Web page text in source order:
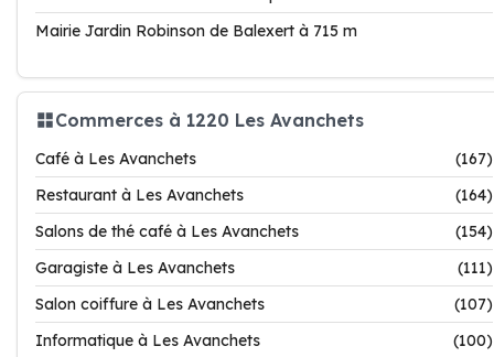
Mairie Jardin Robinson de Balexert à 715 m
Commerces à 1220 Les Avanchets
Café à Les Avanchets
(167)
Restaurant à Les Avanchets
(164)
Salons de thé café à Les Avanchets
(154)
Garagiste à Les Avanchets
(111)
Salon coiffure à Les Avanchets
(107)
Informatique à Les Avanchets
(100)